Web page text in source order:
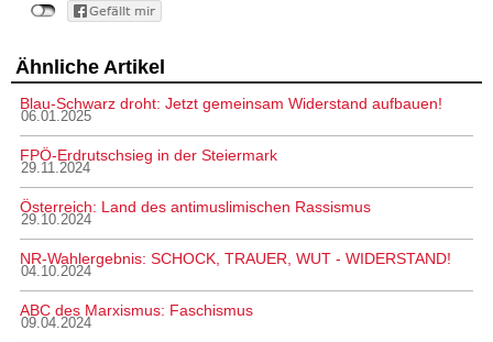
Ähnliche Artikel
Blau-Schwarz droht: Jetzt gemeinsam Widerstand aufbauen!
06.01.2025
FPÖ-Erdrutschsieg in der Steiermark
29.11.2024
Österreich: Land des antimuslimischen Rassismus
29.10.2024
NR-Wahlergebnis: SCHOCK, TRAUER, WUT - WIDERSTAND!
04.10.2024
ABC des Marxismus: Faschismus
09.04.2024